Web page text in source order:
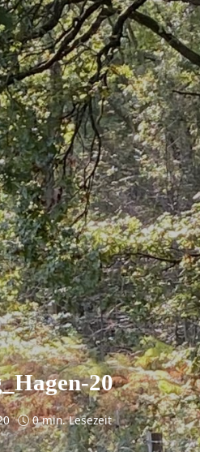
20
0 min. Lesezeit